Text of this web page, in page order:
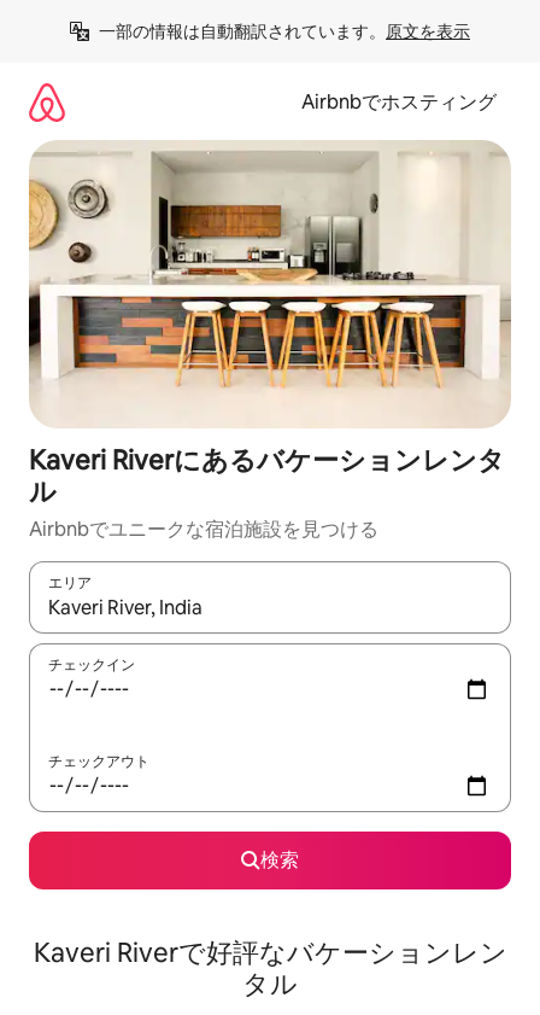
一部の情報は自動翻訳されています。 原文を表示
Airbnbでホスティング
Kaveri Riverにあるバケーションレンタ
ル
Airbnbでユニークな宿泊施設を見つける
エリア
検索結果が表示されたら、上下の矢印キーを使って移動するか
チェックイン
チェックアウト
検索
Kaveri Riverで好評なバケーションレン
タル